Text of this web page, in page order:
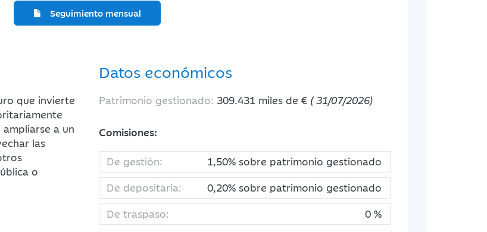
Seguimiento mensual
que invierte
a un
las
o
Datos económicos
Patrimonio gestionado: 309.431 miles de € ( 31/07/2026)
Comisiones:
De gestión:
1,50% sobre patrimonio gestionado
De depositaria:
0,20% sobre patrimonio gestionado
De traspaso:
0 %